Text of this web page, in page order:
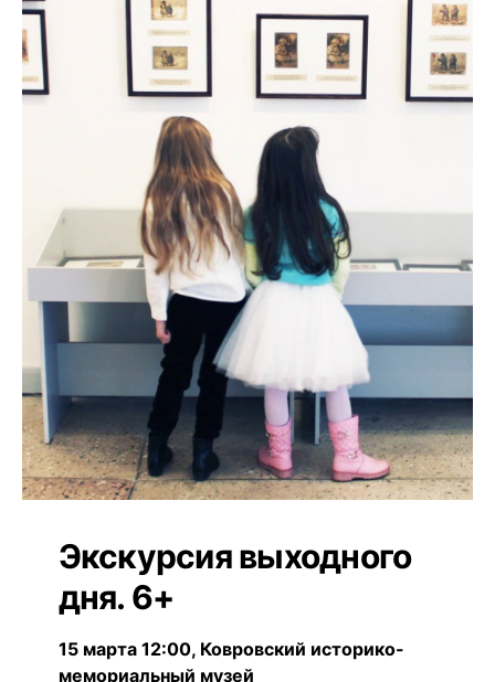
Экскурсия выходного
дня. 6+
15 марта 12:00, Ковровский историко-
мемориальный музей